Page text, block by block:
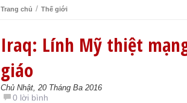
Trang chủ / Thế giới
Iraq: Lính Mỹ thiệt
giáo
Chủ Nhật, 20 Tháng Ba 2016
0 lời bình